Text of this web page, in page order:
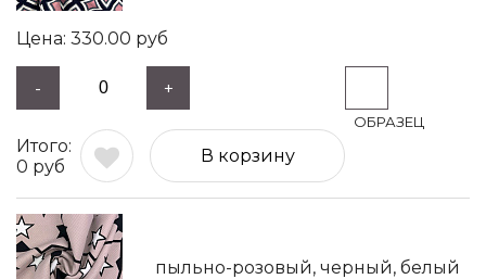
330.00 руб
- +
0 руб
В корзину
пыльно-розовый, черный, белый